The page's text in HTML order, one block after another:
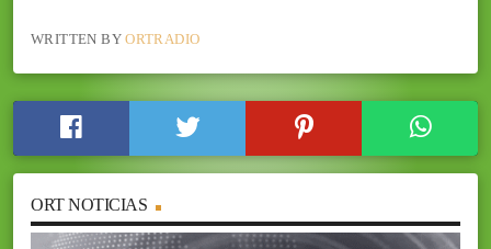
WRITTEN BYORTRADIO
ORT NOTICIAS